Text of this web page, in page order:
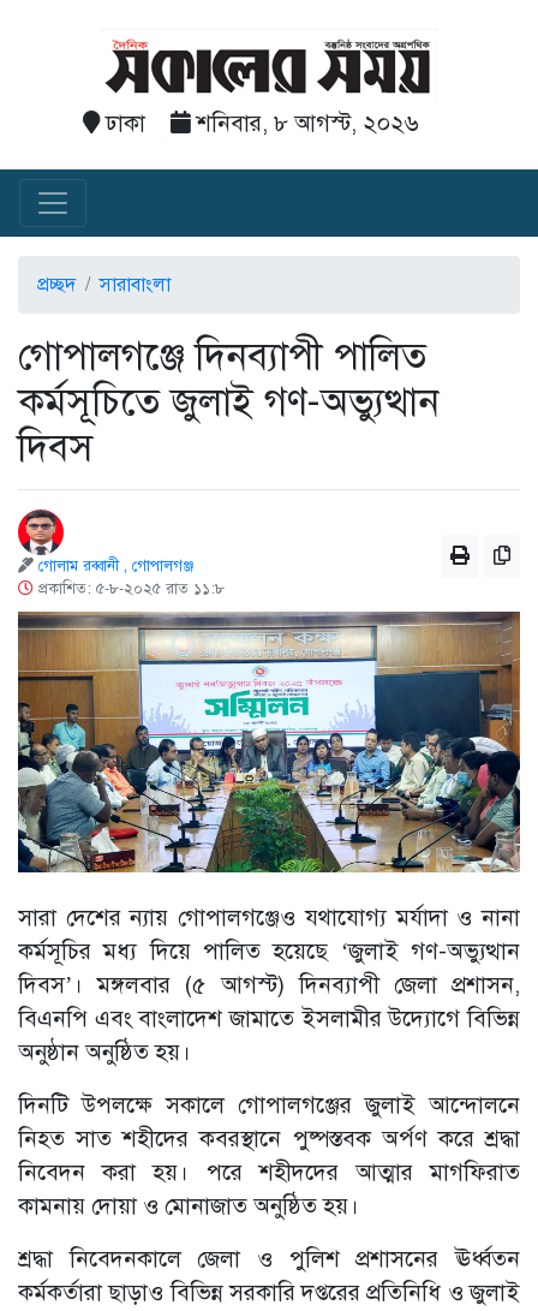
ঢাকা শনিবার, ৮ আগস্ট, ২০২৬
প্রচ্ছদ সারাবাংলা
গোপালগঞ্জে দিনব্যাপী পালিত
কর্মসূচিতে জুলাই গণ-অভ্যুত্থান
দিবস
গোলাম রব্বানী , গোপালগঞ্জ
প্রকাশিত: ৫-৮-২০২৫ রাত ১১:৮
সারা দেশের ন্যায় গোপালগঞ্জেও যথাযোগ্য মর্যাদা ও নানা
কর্মসূচির মধ্য দিয়ে পালিত হয়েছে ‘জুলাই গণ-অভ্যুত্থান
দিবস’। মঙ্গলবার (৫ আগস্ট) দিনব্যাপী জেলা প্রশাসন,
বিএনপি এবং বাংলাদেশ জামাতে ইসলামীর উদ্যোগে বিভিন্ন
অনুষ্ঠান অনুষ্ঠিত হয়।
দিনটি উপলক্ষে সকালে গোপালগঞ্জের জুলাই আন্দোলনে
নিহত সাত শহীদের কবরস্থানে পুষ্পস্তবক অর্পণ করে শ্রদ্ধা
নিবেদন করা হয়। পরে শহীদদের আত্মার মাগফিরাত
কামনায় দোয়া ও মোনাজাত অনুষ্ঠিত হয়।
শ্রদ্ধা নিবেদনকালে জেলা ও পুলিশ প্রশাসনের ঊর্ধ্বতন
কর্মকর্তারা ছাড়াও বিভিন্ন সরকারি দপ্তরের প্রতিনিধি ও জুলাই